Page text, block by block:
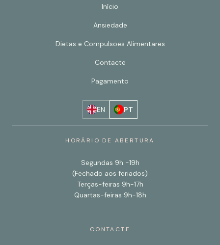
Início
Ansiedade
Dietas e Compulsões Alimentares
Contacte
Pagamento
EN PT
HORÁRIO DE ABERTURA
Segundas 9h -19h
(Fechado aos feriados)
Terças-feiras 9h-17h
Quartas-feiras 9h-18h
CONTACTE